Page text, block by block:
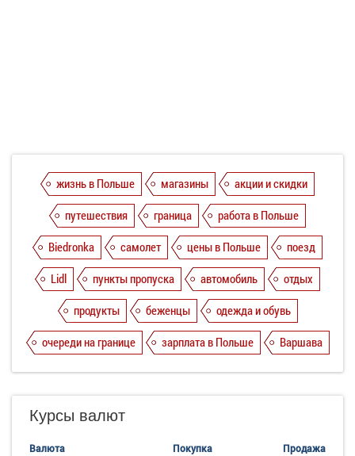
жизнь в Польше магазины
акции и скидки
путешествия
граница
работа в Польше
Biedronka
самолет цены в Польше
поезд
Lidl
пункты пропуска автомобиль
отдых
продукты
беженцы
одежда и обувь
очереди на границе
зарплата в Польше Варшава
Курсы валют
Валюта Покупка Продажа